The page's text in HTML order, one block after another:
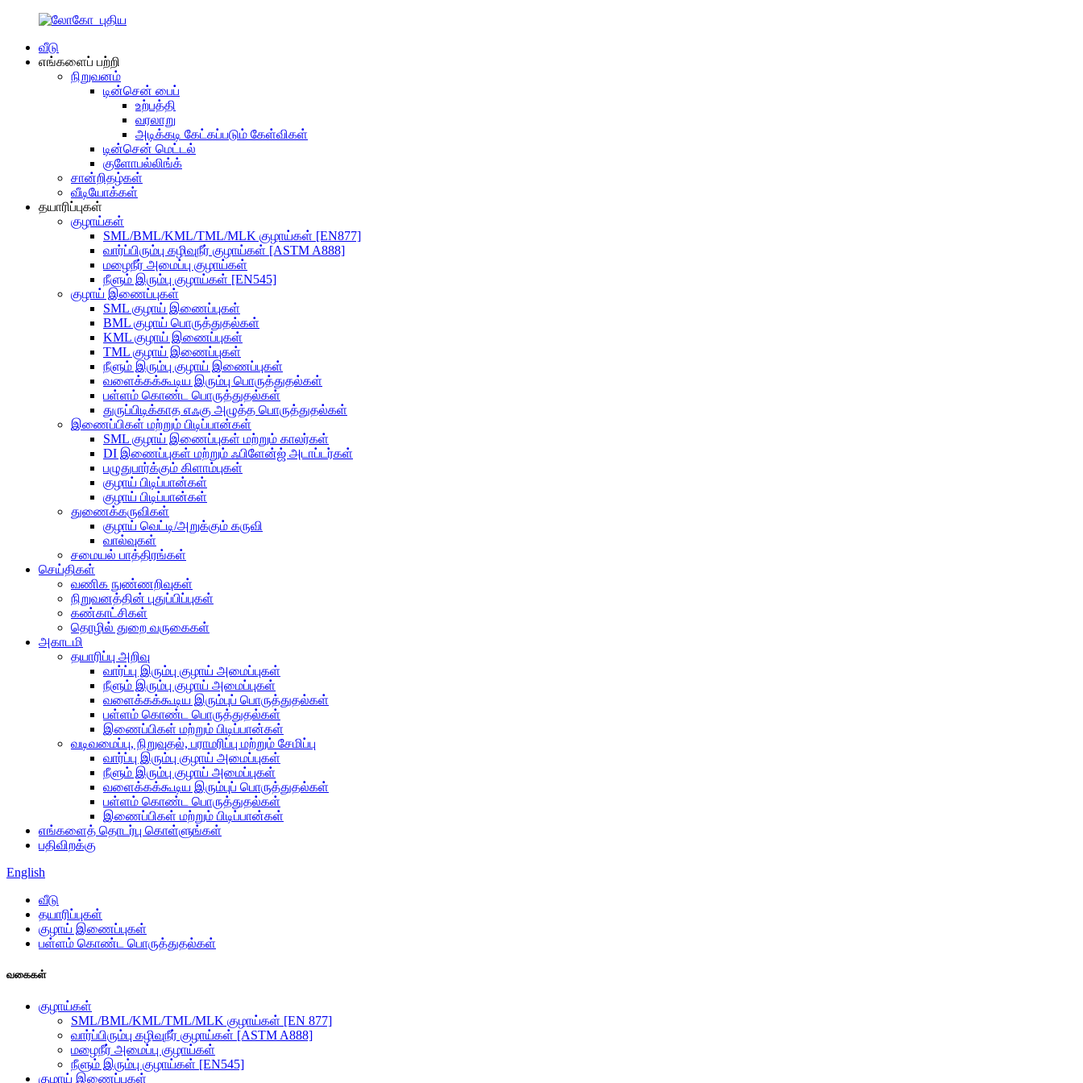
வீடு
எங்களைப் பற்றி
நிறுவனம்
டின்சென் பைப்
உற்பத்தி
வரலாறு
அடிக்கடி கேட்கப்படும் கேள்விகள்
டின்சென் மெட்டல்
குளோபல்லிங்க்
சான்றிதழ்கள்
வீடியோக்கள்
தயாரிப்புகள்
குழாய்கள்
SML/BML/KML/TML/MLK குழாய்கள் [EN877]
வார்ப்பிரும்பு கழிவுநீர் குழாய்கள் [ASTM A888]
மழைநீர் அமைப்பு குழாய்கள்
நீளும் இரும்பு குழாய்கள் [EN545]
குழாய் இணைப்புகள்
SML குழாய் இணைப்புகள்
BML குழாய் பொருத்துதல்கள்
KML குழாய் இணைப்புகள்
TML குழாய் இணைப்புகள்
நீளும் இரும்பு குழாய் இணைப்புகள்
வளைக்கக்கூடிய இரும்பு பொருத்துதல்கள்
பள்ளம் கொண்ட பொருத்துதல்கள்
துருப்பிடிக்காத எஃகு அழுத்த பொருத்துதல்கள்
இணைப்பிகள் மற்றும் பிடிப்பான்கள்
SML குழாய் இணைப்புகள் மற்றும் காலர்கள்
DI இணைப்புகள் மற்றும் ஃபிளேன்ஜ் அடாப்டர்கள்
பழுதுபார்க்கும் கிளாம்புகள்
குழாய் பிடிப்பான்கள்
குழாய் பிடிப்பான்கள்
துணைக்கருவிகள்
குழாய் வெட்டி/அறுக்கும் கருவி
வால்வுகள்
சமையல் பாத்திரங்கள்
செய்திகள்
வணிக நுண்ணறிவுகள்
நிறுவனத்தின் புதுப்பிப்புகள்
கண்காட்சிகள்
தொழில் துறை வருகைகள்
அகாடமி
தயாரிப்பு அறிவு
வார்ப்பு இரும்பு குழாய் அமைப்புகள்
நீளும் இரும்பு குழாய் அமைப்புகள்
வளைக்கக்கூடிய இரும்புப் பொருத்துதல்கள்
பள்ளம் கொண்ட பொருத்துதல்கள்
இணைப்பிகள் மற்றும் பிடிப்பான்கள்
வடிவமைப்பு, நிறுவுதல், பராமரிப்பு மற்றும் சேமிப்பு
வார்ப்பு இரும்பு குழாய் அமைப்புகள்
நீளும் இரும்பு குழாய் அமைப்புகள்
வளைக்கக்கூடிய இரும்புப் பொருத்துதல்கள்
பள்ளம் கொண்ட பொருத்துதல்கள்
இணைப்பிகள் மற்றும் பிடிப்பான்கள்
எங்களைத் தொடர்பு கொள்ளுங்கள்
பதிவிறக்கு
English
வீடு
தயாரிப்புகள்
குழாய் இணைப்புகள்
பள்ளம் கொண்ட பொருத்துதல்கள்
வகைகள்
குழாய்கள்
SML/BML/KML/TML/MLK குழாய்கள் [EN 877]
வார்ப்பிரும்பு கழிவுநீர் குழாய்கள் [ASTM A888]
மழைநீர் அமைப்பு குழாய்கள்
நீளும் இரும்பு குழாய்கள் [EN545]
குழாய் இணைப்புகள்